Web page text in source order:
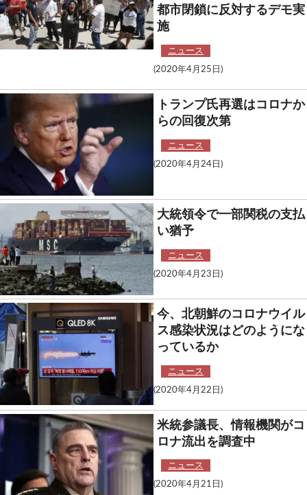
都市閉鎖に反対するデモ実
施
ニュース
(2020年4月25日)
トランプ氏再選はコロナか
らの回復次第
ニュース
(2020年4月24日)
大統領令で一部関税の支払
い猶予
ニュース
(2020年4月23日)
今、北朝鮮のコロナウイル
ス感染状況はどのようにな
っているか
ニュース
(2020年4月22日)
米統参議長、情報機関がコ
ロナ流出を調査中
ニュース
(2020年4月21日)